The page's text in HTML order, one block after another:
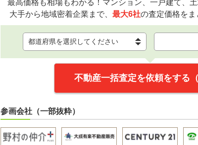
最高価格も相場もわかる！マンション、一戸建て、
大手から地域密着企業まで、 最大6社の査定価格をま
不動産一括査定を依頼をする（
参画会社（一部抜粋）